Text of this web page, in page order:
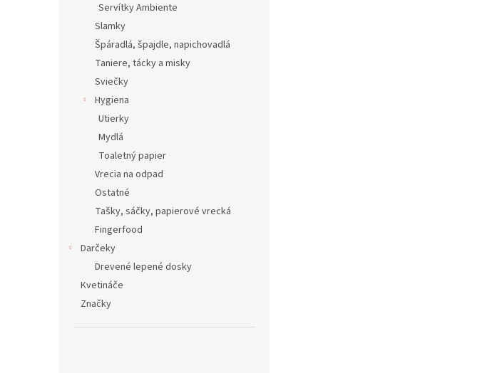
Servítky Ambiente
Slamky
Špáradlá, špajdle, napichovadlá
Taniere, tácky a misky
Sviečky
Hygiena
Utierky
Mydlá
Toaletný papier
Vrecia na odpad
Ostatné
Tašky, sáčky, papierové vrecká
Fingerfood
Darčeky
Drevené lepené dosky
Kvetináče
Značky